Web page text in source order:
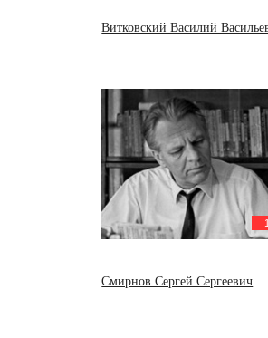
Витковский Василий
Смирнов Сергей Сергеевич